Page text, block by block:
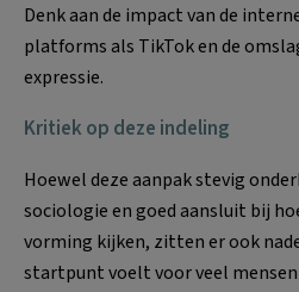
Denk aan de impact van de
platforms als TikTok en de
expressie.
Kritiek op deze indeling
Hoewel deze aanpak stevig
sociologie en goed aansluit bij
vorming kijken, zitten er ook
startpunt voelt voor veel